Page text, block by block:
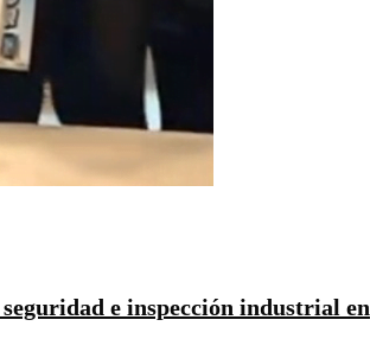
e inspección industrial en